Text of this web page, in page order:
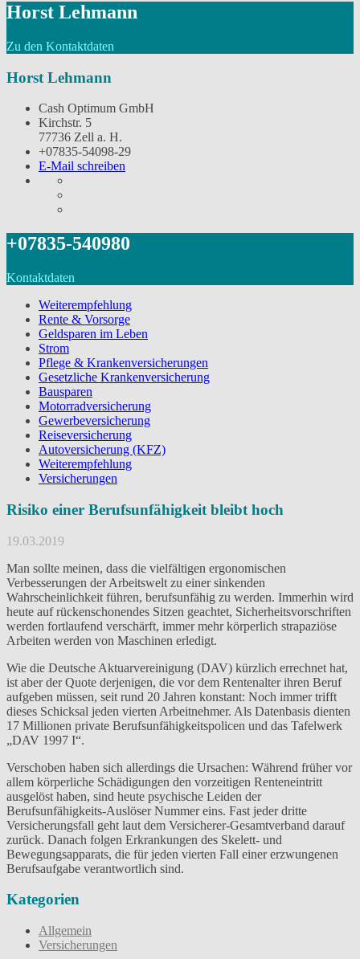
Horst Lehmann
Zu den Kontaktdaten
Horst Lehmann
Cash Optimum GmbH
Kirchstr. 5
77736 Zell a. H.
+07835-54098-29
E-Mail schreiben
+07835-540980
Kontaktdaten
Weiterempfehlung
Rente & Vorsorge
Geldsparen im Leben
Strom
Pflege & Krankenversicherungen
Gesetzliche Krankenversicherung
Bausparen
Motorradversicherung
Gewerbeversicherung
Reiseversicherung
Autoversicherung (KFZ)
Weiterempfehlung
Versicherungen
Risiko einer Berufsunfähigkeit bleibt hoch
19.03.2019
Man sollte meinen, dass die vielfältigen ergonomischen
Verbesserungen der Arbeitswelt zu einer sinkenden
Wahrscheinlichkeit führen, berufsunfähig zu werden. Immerhin wird
heute auf rückenschonendes Sitzen geachtet, Sicherheitsvorschriften
werden fortlaufend verschärft, immer mehr körperlich strapaziöse
Arbeiten werden von Maschinen erledigt.
Wie die Deutsche Aktuarvereinigung (DAV) kürzlich errechnet hat,
ist aber der Quote derjenigen, die vor dem Rentenalter ihren Beruf
aufgeben müssen, seit rund 20 Jahren konstant: Noch immer trifft
dieses Schicksal jeden vierten Arbeitnehmer. Als Datenbasis dienten
17 Millionen private Berufsunfähigkeitspolicen und das Tafelwerk
„DAV 1997 I“.
Verschoben haben sich allerdings die Ursachen: Während früher vor
allem körperliche Schädigungen den vorzeitigen Renteneintritt
ausgelöst haben, sind heute psychische Leiden der
Berufsunfähigkeits-Auslöser Nummer eins. Fast jeder dritte
Versicherungsfall geht laut dem Versicherer-Gesamtverband darauf
zurück. Danach folgen Erkrankungen des Skelett- und
Bewegungsapparats, die für jeden vierten Fall einer erzwungenen
Berufsaufgabe verantwortlich sind.
Kategorien
Allgemein
Versicherungen